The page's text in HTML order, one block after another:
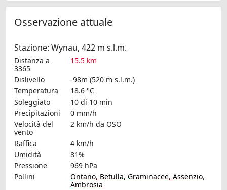
Osservazione attuale
Stazione: Wynau, 422 m s.l.m.
Distanza a
3365
15.5 km
Dislivello
-98m (520 m s.l.m.)
Temperatura
18.6 °C
Soleggiato
10 di 10 min
Precipitazioni
0 mm/h
Velocità del
vento
2 km/h da OSO
Raffica
4 km/h
Umidità
81%
Pressione
969 hPa
Pollini
Ontano, Betulla, Graminacee, Assenzio,
Ambrosia